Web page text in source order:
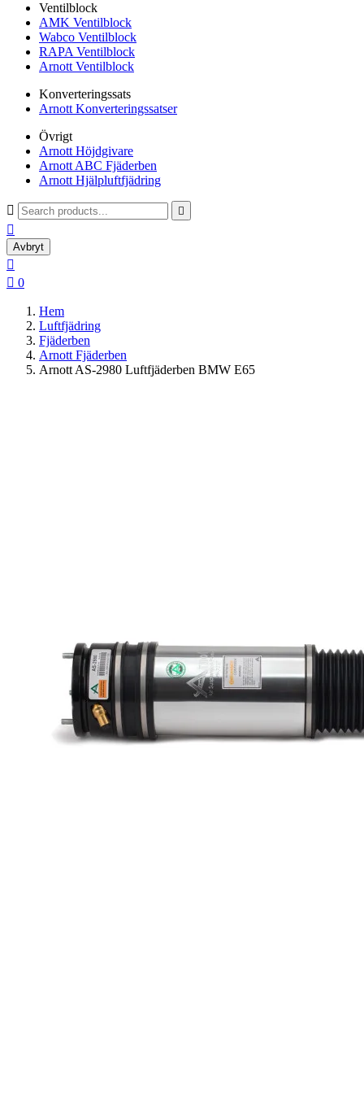
Ventilblock
AMK Ventilblock
Wabco Ventilblock
RAPA Ventilblock
Arnott Ventilblock
Konverteringssats
Arnott Konverteringssatser
Övrigt
Arnott Höjdgivare
Arnott ABC Fjäderben
Arnott Hjälpluftfjädring
 

Avbryt

 0
Hem
Luftfjädring
Fjäderben
Arnott Fjäderben
Arnott AS-2980 Luftfjäderben BMW E65